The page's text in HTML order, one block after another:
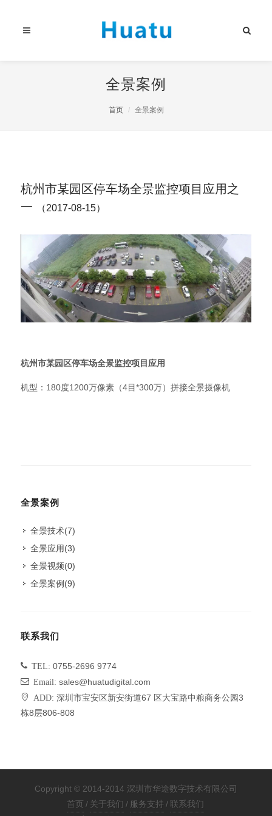
全景案例
首页 全景案例
杭州市某园区停车场全景监控项目应用之
一
（2017-08-15）
杭州市某园区停车场全景监控项目应用
机型：180度1200万像素（4目*300万）拼接全景摄像机
全景案例
全景技术(7)
全景应用(3)
全景视频(0)
全景案例 (9)
联系我们
TEL: 0755-2696 9774
Email: sales@huatudigital.com
ADD: 深圳市宝安区新安街道67 区大宝路中粮商务公园3
栋8层806-808
Copyright © 2014-2014 深圳市华途数字技术有限公司
首页 / 关于我们 / 服务支持 / 联系我们